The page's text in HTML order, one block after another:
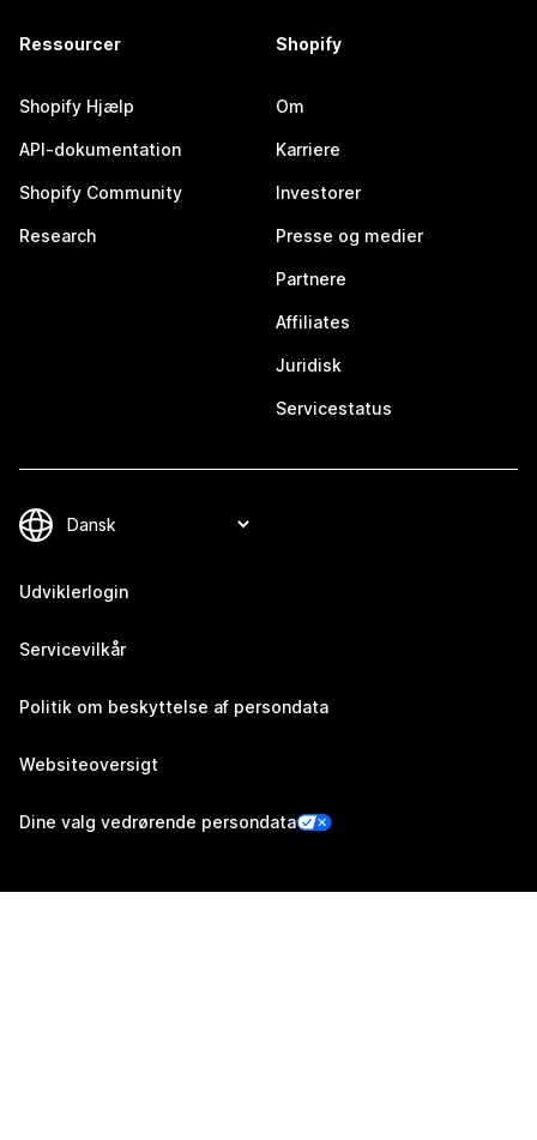
Ressourcer
Shopify Hjælp
API-dokumentation
Shopify Community
Research
Shopify
Om
Karriere
Investorer
Presse og medier
Partnere
Affiliates
Juridisk
Servicestatus
Udviklerlogin
Servicevilkår
Politik om beskyttelse af persondata
Websiteoversigt
Dine valg vedrørende persondata